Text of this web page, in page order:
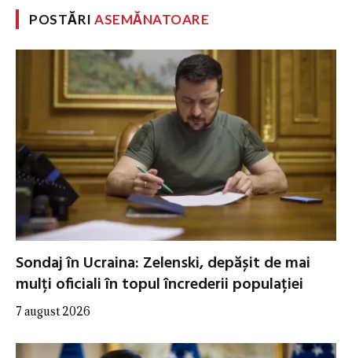
POSTĂRIASEMĂNATOARE
Sondaj în Ucraina: Zelenski, depășit de mai
mulți oficiali în topul încrederii populației
7 august 2026